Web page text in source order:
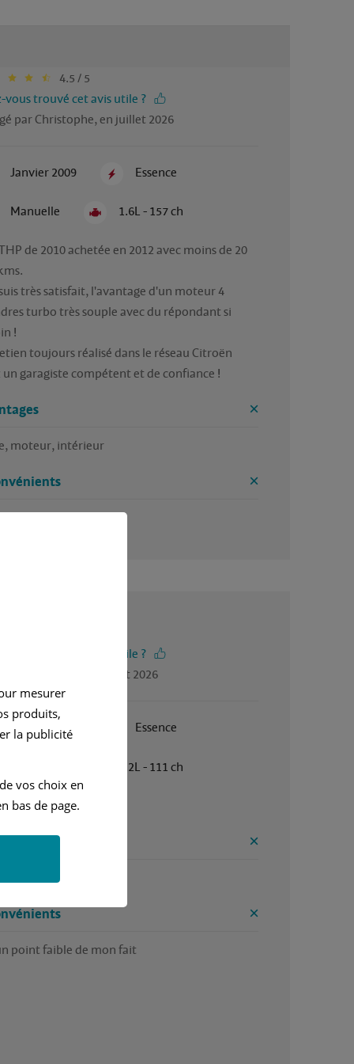
4.5 / 5
vous trouvé cet avis utile ?
par Christophe, en juillet 2026
Janvier 2009 Essence
Manuelle 1.6L - 157 ch
de 2010 achetée en 2012 avec moins de 20
très satisfait, l'avantage d'un moteur 4
turbo très souple avec du répondant si
!
toujours réalisé dans le réseau Citroën
un garagiste compétent et de confiance !
moteur, intérieur
vous trouvé cet avis utile ?
par Norbert, en juillet 2026
Janvier 2015 Essence
1.2L - 111 ch
avis general
point faible de mon fait
mesurer
produits,
la publicité
vos choix en
bas de page.